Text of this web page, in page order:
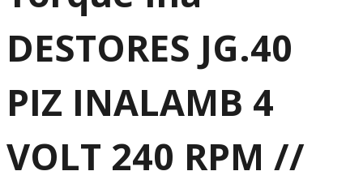
DESTORES JG.40
PIZ INALAMB 4
VOLT 240 RPM //